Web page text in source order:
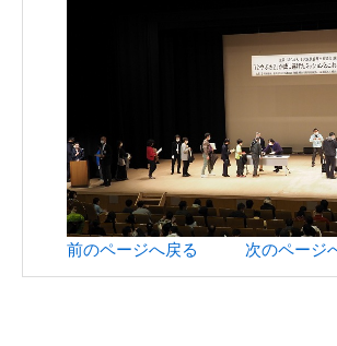
前のページへ戻る 次のページ